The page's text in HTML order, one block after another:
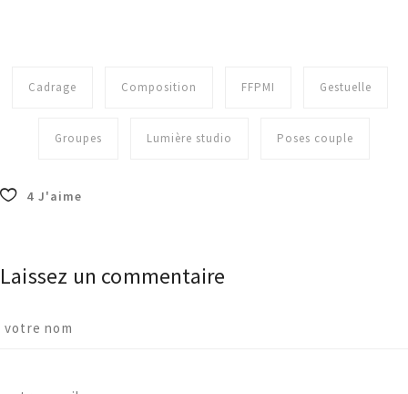
Cadrage Composition FFPMI Gestuelle
Groupes Lumière studio Poses couple
4 J'aime
Laissez un commentaire